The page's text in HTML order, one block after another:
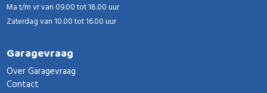
Ma t/m vr van 09.00 tot 18.00 uur
Zaterdag van 10.00 tot 16.00 uur
Garagevraag
Over Garagevraag
Contact